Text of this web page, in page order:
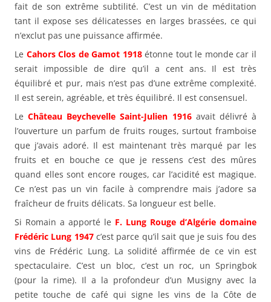
fait de son extrême subtilité. C’est un vin de méditation
tant il expose ses délicatesses en larges brassées, ce qui
n’exclut pas une puissance affirmée.
Le Cahors Clos de Gamot 1918étonne tout le monde car il
serait impossible de dire qu’il a cent ans. Il est très
équilibré et pur, mais n’est pas d’une extrême complexité.
Il est serein, agréable, et très équilibré. Il est consensuel.
LeChâteau Beychevelle Saint-Julien 1916avait délivré à
l’ouverture un parfum de fruits rouges, surtout framboise
que j’avais adoré. Il est maintenant très marqué par les
fruits et en bouche ce que je ressens c’est des mûres
quand elles sont encore rouges, car l’acidité est magique.
Ce n’est pas un vin facile à comprendre mais j’adore sa
fraîcheur de fruits délicats. Sa longueur est belle.
Si Romain a apporté le F. Lung Rouge d’Algérie domaine
Frédéric Lung 1947c’est parce qu’il sait que je suis fou des
vins de Frédéric Lung. La solidité affirmée de ce vin est
spectaculaire. C’est un bloc, c’est un roc, un Springbok
(pour la rime). Il a la profondeur d’un Musigny avec la
petite touche de café qui signe les vins de la Côte de